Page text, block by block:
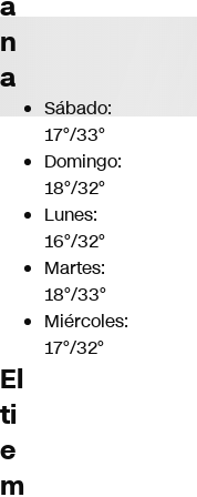
n
a
Sábado:
17°/33°
Domingo:
18°/32°
Lunes:
16°/32°
Martes:
18°/33°
Miércoles:
17°/32°
El
ti
e
m